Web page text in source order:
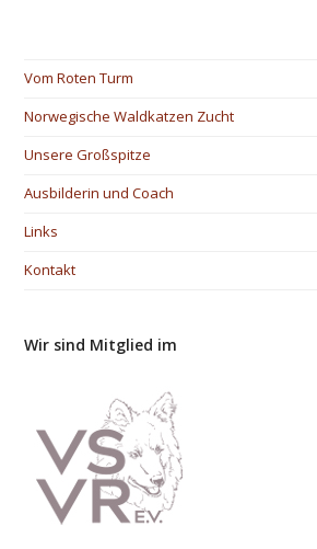
Vom Roten Turm
Norwegische Waldkatzen Zucht
Unsere Großspitze
Ausbilderin und Coach
Links
Kontakt
Wir sind Mitglied im